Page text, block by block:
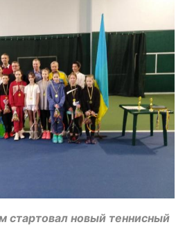
стартовал новый теннисный